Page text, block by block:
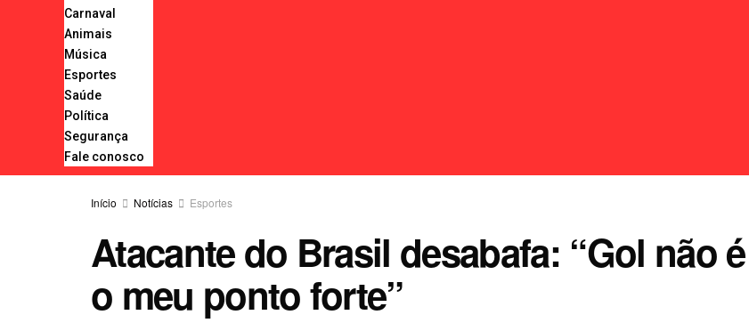
Carnaval
Animais
Música
Esportes
Saúde
Política
Segurança
Fale conosco
Início Notícias Esportes
Atacante do Brasil desabafa: “Gol não é
o meu ponto forte”